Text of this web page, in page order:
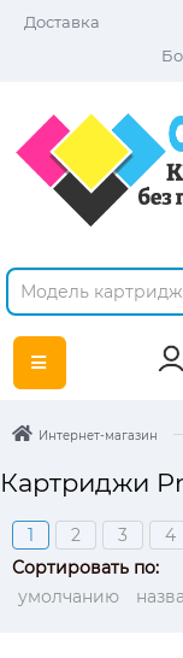
Доставка
Интернет-магазин
Картриджи
1 2 3 4
Сортировать по:
умолчанию